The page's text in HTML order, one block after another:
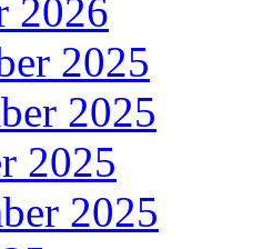
2026
2025
2025
2025
2025